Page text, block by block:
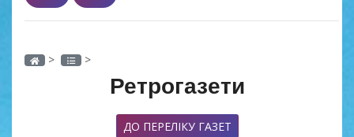
> >
Ретрогазети
ДО ПЕРЕЛІКУ ГАЗЕТ